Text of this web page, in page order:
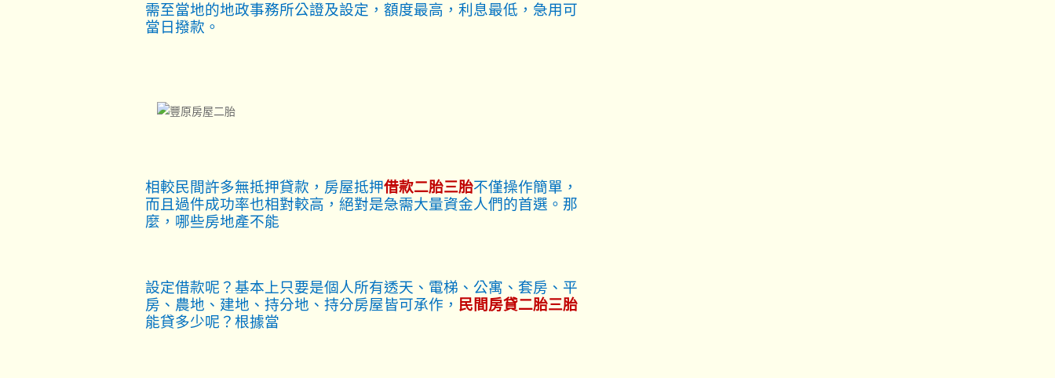
需至當地的地政事務所公證及設定，額度最高，利息最低，急用可
當日撥款。
相較民間許多無抵押貸款，房屋抵押借款二胎三胎不僅操作簡單，
而且過件成功率也相對較高，絕對是急需大量資金人們的首選。那
麼，哪些房地產不能
設定借款呢？基本上只要是個人所有透天、電梯、公寓、套房、平
房、農地、建地、持分地、持分房屋皆可承作， 民間房貸二胎三胎
能貸多少呢？根據當